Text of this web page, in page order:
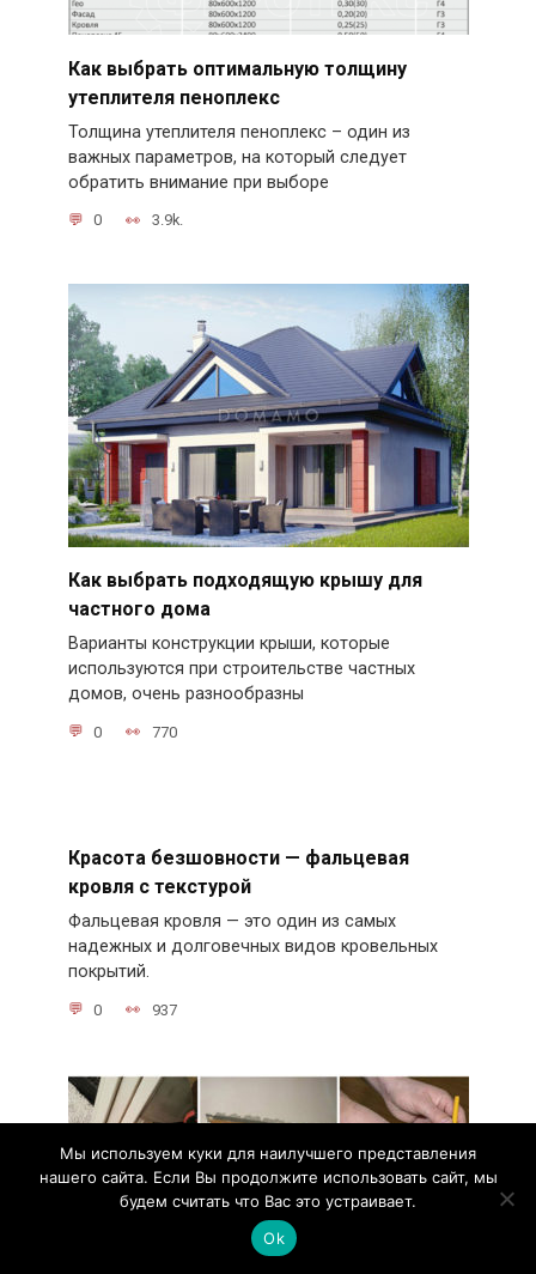
Как выбрать оптимальную толщину
утеплителя пеноплекс
Толщина утеплителя пеноплекс – один из
важных параметров, на который следует
обратить внимание при выборе
0 3.9k.
Как выбрать подходящую крышу для
частного дома
Варианты конструкции крыши, которые
используются при строительстве частных
домов, очень разнообразны
0 770
Красота безшовности — фальцевая
кровля с текстурой
Фальцевая кровля — это один из самых
надежных и долговечных видов кровельных
покрытий.
0 937
Мы используем куки для наилучшего представления
нашего сайта. Если Вы продолжите использовать сайт, мы
будем считать что Вас это устраивает.
Ok